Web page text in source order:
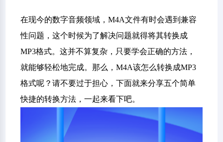
在现今的数字音频领域，M4A文件有时会遇到兼容
性问题，这个时候为了解决问题就得将其转换成
MP3格式。这并不算复杂，只要学会正确的方法，
就能够轻松地完成。那么，M4A该怎么转换成MP3
格式呢？请不要过于担心，下面就来分享五个简单
快捷的转换方法，一起来看下吧。